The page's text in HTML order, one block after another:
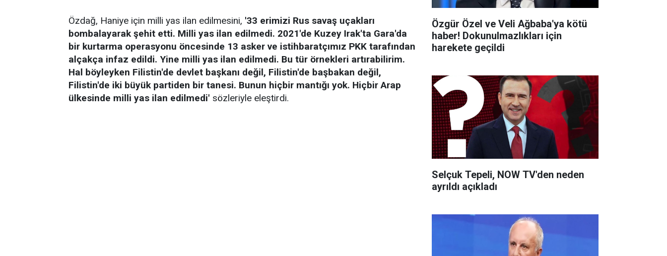
Özdağ, Haniye için milli yas ilan edilmesini, '33 erimizi Rus savaş uçakları
bombalayarak şehit etti. Milli yas ilan edilmedi. 2021'de Kuzey Irak'ta Gara'da
bir kurtarma operasyonu öncesinde 13 asker ve istihbaratçımız PKK tarafından
alçakça infaz edildi. Yine milli yas ilan edilmedi. Bu tür örnekleri artırabilirim.
Hal böyleyken Filistin'de devlet başkanı değil, Filistin'de başbakan değil,
Filistin'de iki büyük partiden bir tanesi. Bunun hiçbir mantığı yok. Hiçbir Arap
ülkesinde milli yas ilan edilmedi' sözleriyle eleştirdi.
Özgür Özel ve Veli Ağbaba'ya kötü
haber! Dokunulmazlıkları için
harekete geçildi
Selçuk Tepeli, NOW TV'den neden
ayrıldı açıkladı